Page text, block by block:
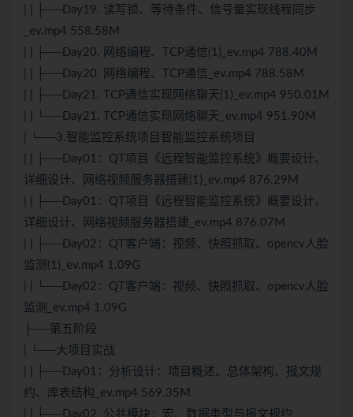
| | ├──Day19. 读写锁、等待条件、信号量实现线程同步
_ev.mp4 558.58M
| | ├──Day20. 网络编程、TCP通信(1)_ev.mp4 788.40M
| | ├──Day20. 网络编程、TCP通信_ev.mp4 788.58M
| | ├──Day21. TCP通信实现网络聊天(1)_ev.mp4 950.01M
| | └──Day21. TCP通信实现网络聊天_ev.mp4 951.90M
| └──3.智能监控系统项目智能监控系统项目
| | ├──Day01：QT项目《远程智能监控系统》概要设计、
详细设计、网络视频服务器搭建(1)_ev.mp4 876.29M
| | ├──Day01：QT项目《远程智能监控系统》概要设计、
详细设计、网络视频服务器搭建_ev.mp4 876.07M
| | ├──Day02：QT客户端：视频、快照抓取、opencv人脸
监测(1)_ev.mp4 1.09G
| | └──Day02：QT客户端：视频、快照抓取、opencv人脸
监测_ev.mp4 1.09G
├──第五阶段
| └──大项目实战
| | ├──Day01：分析设计：项目概述、总体架构、报文规
约、库表结构_ev.mp4 569.35M
| | ├──Day02. 公共模块：宏、数据类型与报文规约